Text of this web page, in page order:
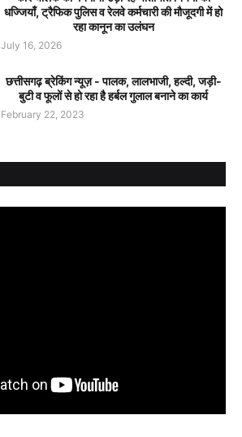
धज्जियाँ, ट्रैफिक पुलिस व रेलवे कर्मचारी की मौजूदगी में हो
रहा कानून का उलंघन
July 16, 2026
छत्तीसगढ़ ब्रेकिंग न्यूज़ - पालक, लालभाजी, हल्दी, जड़ी-
बुटी व फूलों से हो रहा है हर्बल गुलाल बनाने का कार्य
February 22, 2023